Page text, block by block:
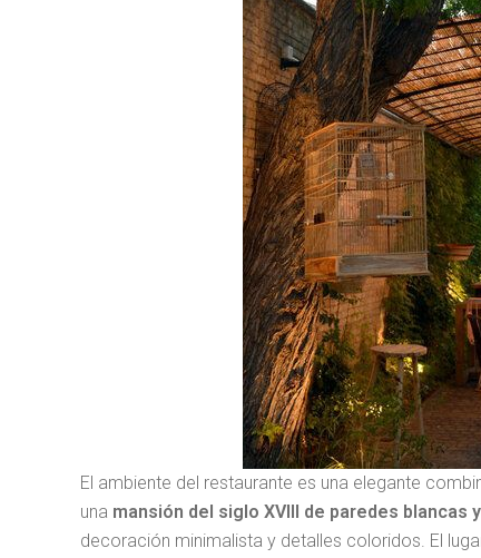
El ambiente del restaurante es una elegante
una mansión del siglo XVIII de paredes blancas
decoración minimalista y detalles coloridos. El